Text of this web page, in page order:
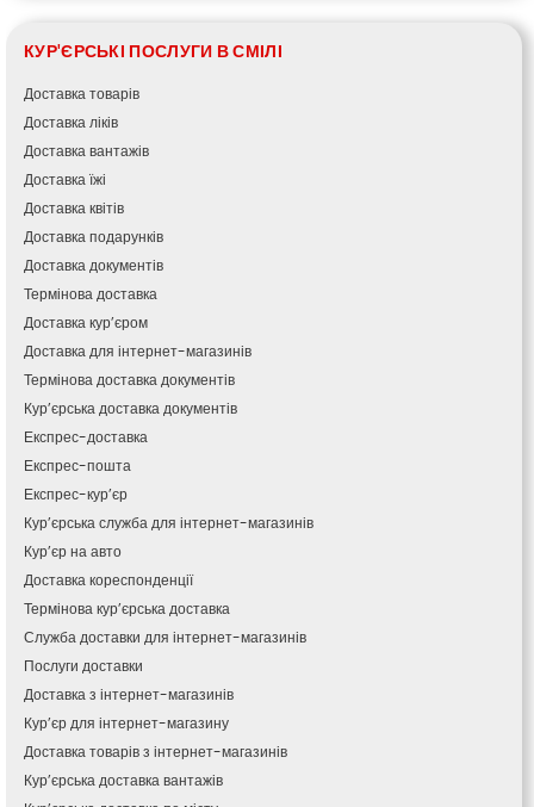
КУР'ЄРСЬКІ ПОСЛУГИ В СМІЛІ
Доставка товарів
Доставка ліків
Доставка вантажів
Доставка їжі
Доставка квітів
Доставка подарунків
Доставка документів
Термінова доставка
Доставка кур’єром
Доставка для інтернет-магазинів
Термінова доставка документів
Кур’єрська доставка документів
Експрес-доставка
Експрес-пошта
Експрес-кур’єр
Кур’єрська служба для інтернет-магазинів
Кур’єр на авто
Доставка кореспонденції
Термінова кур’єрська доставка
Служба доставки для інтернет-магазинів
Послуги доставки
Доставка з інтернет-магазинів
Кур’єр для інтернет-магазину
Доставка товарів з інтернет-магазинів
Кур’єрська доставка вантажів
Херсон
Хмельницький
Хмільник
Ірпінь
Івано-Франківськ
Ізмаїл
Кагарлик
Калуш
Кам’янець-Подільський
Кам’янка
Кам’янське
Канів
Козятин
Київ
Кобеляки
Коцюбинське
Конотоп
Коростень
Корсунь-Шевченківський
Костопіль
Ковель
Козин
Красноград
Кременчук
Кременець
Кривий Ріг
Кролевець
Кропивницький